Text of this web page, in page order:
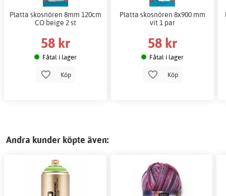
Platta skosnören 8mm 120cm
CO beige 2 st
58 kr
Fåtal i lager
Köp
Platta skosnören 8x900 mm
vit 1 par
58 kr
Fåtal i lager
Köp
Andra kunder köpte även: